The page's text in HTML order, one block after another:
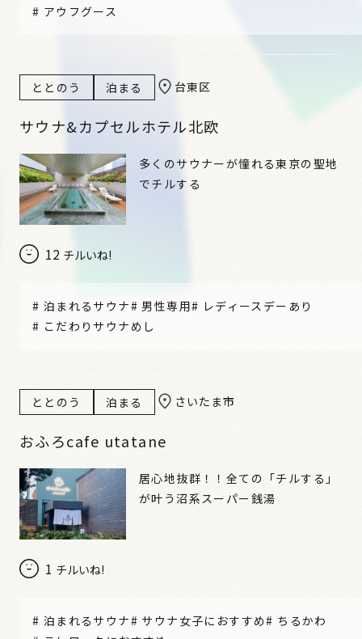
# アウフグース
ととのう 泊まる 台東区
サウナ&カプセルホテル北欧
12 チルいね!
多くのサウナーが憧れる東京の聖地
でチルする
# 泊まれるサウナ#男性専用# レディースデーあり
# こだわりサウナめし
ととのう 泊まる さいたま市
おふろcafe utatane
1 チルいね!
居心地抜群！！全ての「チルする」
が叶う沼系スーパー銭湯
# 泊まれるサウナ# サウナ女子におすすめ# ちるかわ